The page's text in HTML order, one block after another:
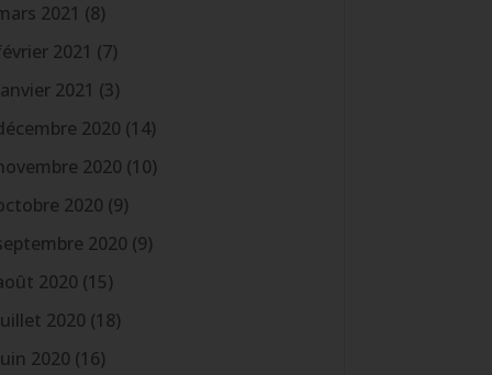
2021 (8)
2021 (7)
2021 (3)
2020 (14)
2020 (10)
2020 (9)
2020 (9)
2020 (15)
2020 (18)
2020 (16)